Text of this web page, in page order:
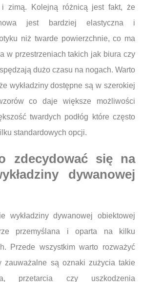
zimą. Kolejną różnicą jest fakt, że
jest bardziej elastyczna i
niż twarde powierzchnie, co ma
w przestrzeniach takich jak biura czy
dużo czasu na nogach. Warto
wykładziny dostępne są w szerokiej
co daje większe możliwości
twardych podłóg które często
standardowych opcji.
zdecydować się na
dywanowej
wykładziny dywanowej obiektowej
przemyślana i oparta na kilku
Przede wszystkim warto rozważyć
zauważalne są oznaki zużycia takie
przetarcia czy uszkodzenia